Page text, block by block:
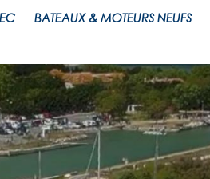
BATEAUX & MOTEURS NEUFS